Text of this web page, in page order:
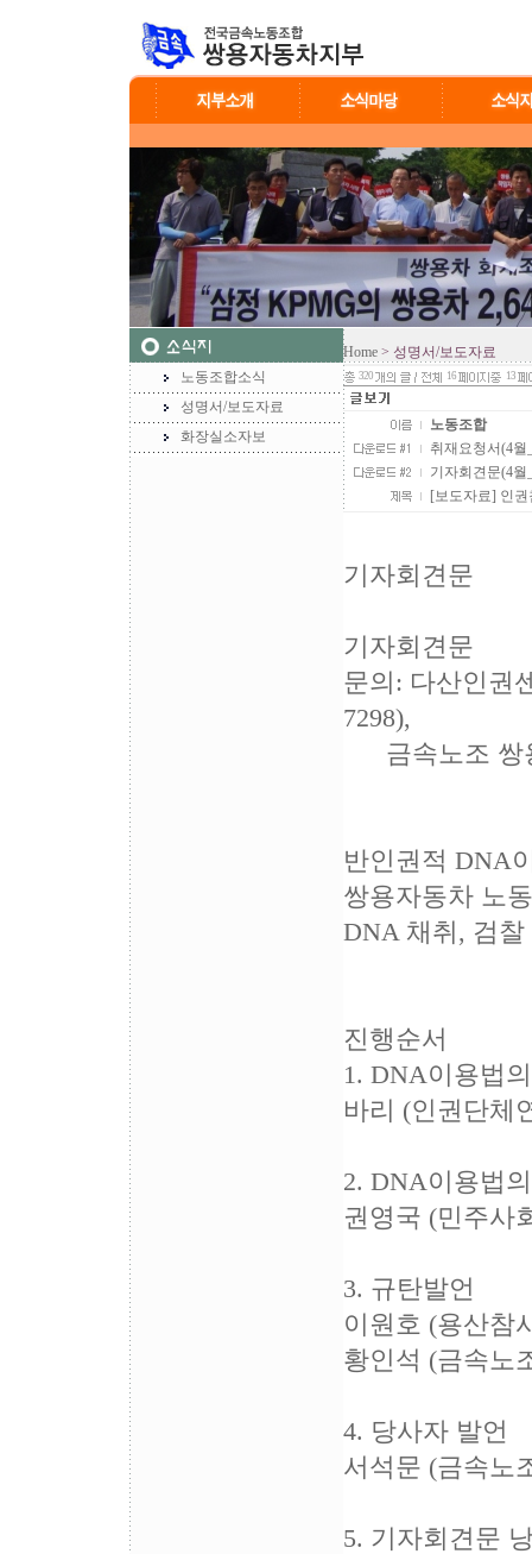
노동조합소식
성명서/보도자료
화장실소자보
Home > 성명서/보도자료
320 16 13
노동조합
취재요청서(4월
기자회견문(4
[보도자료] 인
기자회견문
기자회견문
문의: 다산인권
7298),
금속노조 쌍용
반인권적 DNA
쌍용자동차 노
DNA 채취, 검
진행순서
1. DNA이용법
바리 (인권단체
2. DNA이용법
권영국 (민주사
3. 규탄발언
이원호 (용산참
황인석 (금속노
4. 당사자 발언
서석문 (금속노
5. 기자회견문